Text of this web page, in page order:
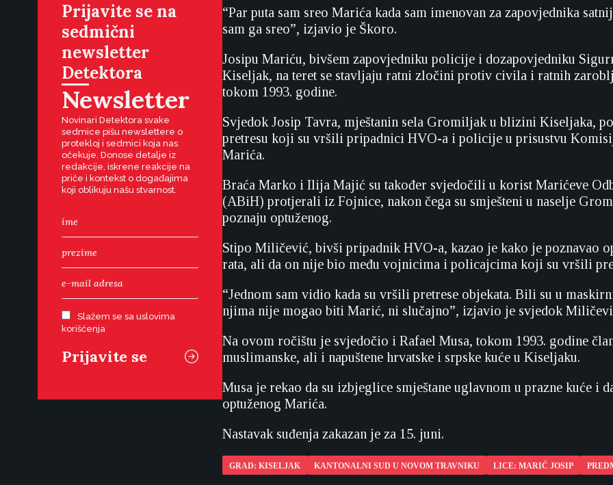
Prijavite se na
sedmični
newsletter
Detektora
Newsletter
Novinari Detektora svake
sedmice pišu newslettere o
protekloj i sedmici koja nas
očekuje. Donose detalje iz
redakcije, iskrene reakcije na
priče i kontekst o događajima
koji oblikuju našu stvarnost.
Slažem se sa uslovima
korišćenja
“Par puta sam sreo Marića kada sam imenovan za zapovjednika
sam ga sreo”, izjavio je Škoro.
Josipu Mariću, bivšem zapovjedniku policije i dozapovjedniku
Kiseljak, na teret se stavljaju ratni zločini protiv civila i ratnih
tokom 1993. godine.
Svjedok Josip Tavra, mještanin sela Gromiljak u blizini Kiseljaka,
pretresu koji su vršili pripadnici HVO-a i policije u prisustvu
Marića.
Braća Marko i Ilija Majić su također svjedočili u korist Marićeve
(ABiH) protjerali iz Fojnice, nakon čega su smješteni u naselje
poznaju optuženog.
Stipo Miličević, bivši pripadnik HVO-a, kazao je kako je poznavao
rata, ali da on nije bio među vojnicima i policajcima koji su vršili
“Jednom sam vidio kada su vršili pretrese objekata. Bili su u
njima nije mogao biti Marić, ni slučajno”, izjavio je svjedok
Na ovom ročištu je svjedočio i Rafael Musa, tokom 1993. godine
muslimanske, ali i napuštene hrvatske i srpske kuće u Kiseljaku.
Musa je rekao da su izbjeglice smještane uglavnom u prazne kuće
optuženog Marića.
Nastavak suđenja zakazan je za 15. juni.
GRAD: KISELJAK KANTONALNI SUD U NOVOM TRAVNIKU LICE: MARIĆ JOSIP